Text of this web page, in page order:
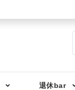
退休bar